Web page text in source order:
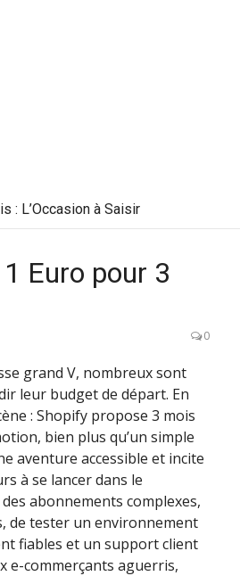
: L’Occasion à Saisir
Euro pour 3
0
grand V, nombreux sont
leur budget de départ. En
: Shopify propose 3 mois
bien plus qu’un simple
aventure accessible et incite
à se lancer dans le
abonnements complexes,
de tester un environnement
fiables et un support client
e-commerçants aguerris,